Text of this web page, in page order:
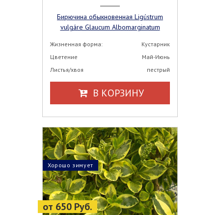
Бирючина обыкновенная Ligústrum
vulgáre Glaucum Albomarginatum
Жизненная форма:
Кустарник
Цветение
Май-Июнь
Листья/хвоя
пестрый
В КОРЗИНУ
от 650 Руб.
Хорошо зимует